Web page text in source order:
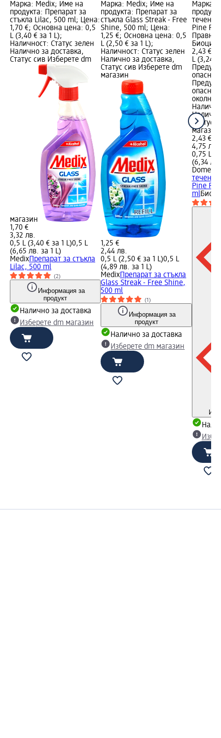
Марка: Medix; Име на
продукта: Препарат за
стъкла Lilac, 500 ml; Цена:
1,70 €; Основна цена: 0,5
L (3,40 € за 1 L);
Наличност: Статус зелен
Налично за доставка,
Статус сив Изберете dm
магазин
1,70 €
3,32 лв.
0,5 L (3,40 € за 1 L)0,5 L
(6,65 лв. за 1 L)
MedixПрепарат за стъкла
Lilac, 500 ml
(2)
Информация за
продукт
Налично за доставка
Изберете dm магазин
Марка: Medix; Име на
продукта: Препарат за
стъкла Glass Streak - Free
Shine, 500 ml; Цена:
1,25 €; Основна цена: 0,5
L (2,50 € за 1 L);
Наличност: Статус зелен
Налично за доставка,
Статус сив Изберете dm
магазин
1,25 €
2,44 лв.
0,5 L (2,50 € за 1 L)0,5 L
(4,89 лв. за 1 L)
MedixПрепарат за стъкла
Glass Streak - Free Shine,
500 ml
(1)
Информация за
продукт
Налично за доставка
Изберете dm магазин
Марка:
течен
Pine
Правна
2,43 €;
L (3,24 €
Статус
магазин
2,43 €
4,75 лв.
0,75 L
(6,34
течен
Pine
ml